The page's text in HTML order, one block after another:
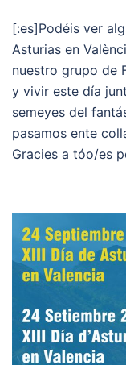
[:es]Podéis ver
Asturias en
nuestro grupo de
y vivir este día
semeyes del
pasamos ente
Gracies a tóo/es